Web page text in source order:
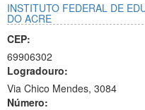
INSTITUTO FEDERAL DE
DO ACRE
CEP:
69906302
Logradouro:
Via Chico Mendes, 3084
Número: